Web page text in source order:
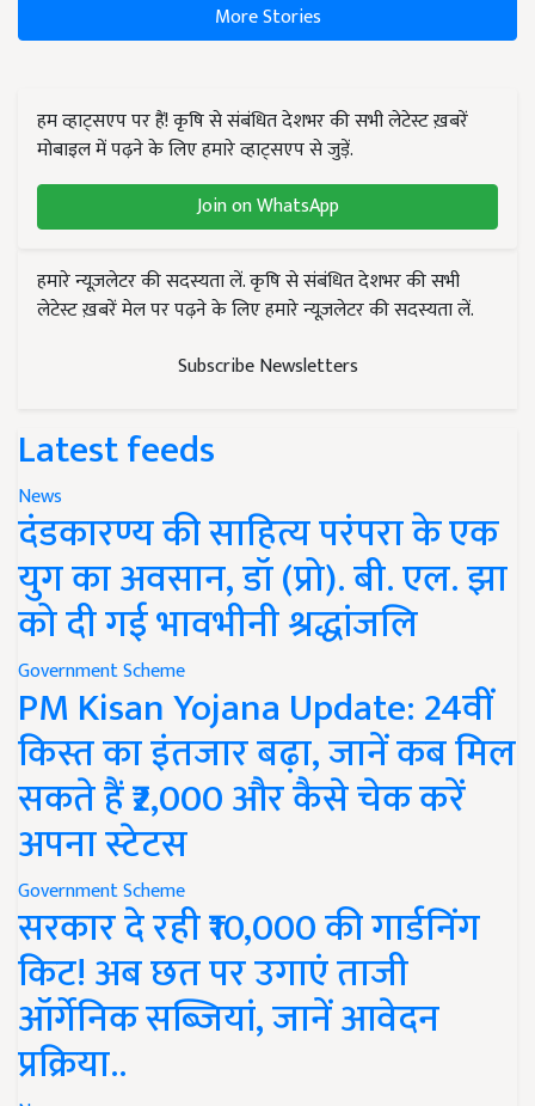
More Stories
हम व्हाट्सएप पर हैं! कृषि से संबंधित देशभर की सभी लेटेस्ट ख़बरें
मोबाइल में पढ़ने के लिए हमारे व्हाट्सएप से जुड़ें.
Join on WhatsApp
हमारे न्यूज़लेटर की सदस्यता लें. कृषि से संबंधित देशभर की सभी
लेटेस्ट ख़बरें मेल पर पढ़ने के लिए हमारे न्यूज़लेटर की सदस्यता लें.
Subscribe Newsletters
Latest feeds
News
दंडकारण्य की साहित्य परंपरा के एक
युग का अवसान, डॉ (प्रो). बी. एल. झा
को दी गई भावभीनी श्रद्धांजलि
Government Scheme
PM Kisan Yojana Update: 24वीं
किस्त का इंतजार बढ़ा, जानें कब मिल
सकते हैं ₹2,000 और कैसे चेक करें
अपना स्टेटस
Government Scheme
सरकार दे रही ₹10,000 की गार्डनिंग
किट! अब छत पर उगाएं ताजी
ऑर्गेनिक सब्जियां, जानें आवेदन
प्रक्रिया..